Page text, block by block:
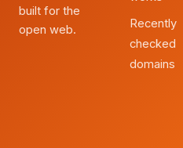
built for the
open web.
Recently
checked
domains